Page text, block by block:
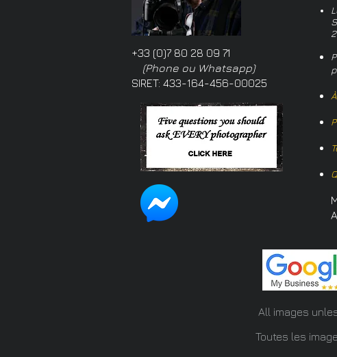
+33 (0)7 80 28 09 71
(Phone ou Whatsapp)
SIRET: 433-164-456-00025
All images
Toutes les